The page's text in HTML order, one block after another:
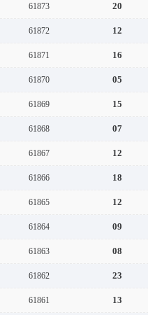
61873 20
61872 12
61871 16
61870 05
61869 15
61868 07
61867 12
61866 18
61865 12
61864 09
61863 08
61862 23
61861 13